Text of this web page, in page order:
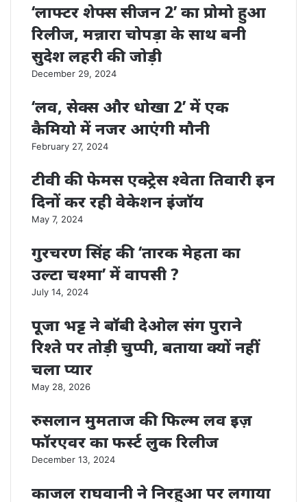
‘लाफ्टर शेफ्स सीजन 2’ का प्रोमो हुआ
रिलीज, मन्नारा चोपड़ा के साथ बनी
सुदेश लहरी की जोड़ी
December 29, 2024
‘लव, सेक्स और धोखा 2’ में एक
कैमियो में नजर आएंगी मौनी
February 27, 2024
टीवी की फेमस एक्ट्रेस श्वेता तिवारी इन
दिनों कर रही वेकेशन इंजॉय
May 7, 2024
गुरचरण सिंह की ‘तारक मेहता का
उल्टा चश्मा’ में वापसी ?
July 14, 2024
पूजा भट्ट ने बॉबी देओल संग पुराने
रिश्ते पर तोड़ी चुप्पी, बताया क्यों नहीं
चला प्यार
May 28, 2026
रुसलान मुमताज की फिल्म लव इज़
फॉरएवर का फर्स्ट लुक रिलीज
December 13, 2024
काजल राघवानी ने निरहुआ पर लगाया